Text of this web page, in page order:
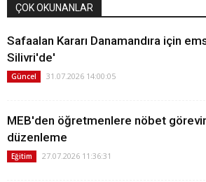
ÇOK OKUNANLAR
Safaalan Kararı Danamandıra için
Silivri'de'
Güncel 31.07.2026 14:00:05
MEB'den öğretmenlere nöbet
düzenleme
Eğitim 27.07.2026 11:36:31